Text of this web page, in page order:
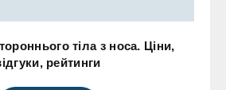
тіла з носа. Ціни,
рейтинги